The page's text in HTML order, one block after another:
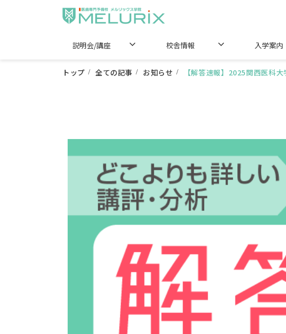
説明会/講座 校舎情報 入学案内
トップ 全ての記事 お知らせ 【解答速報】2025関西医科